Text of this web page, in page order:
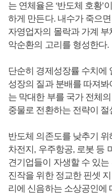
는 연체율은 ‘반도체 호황’
하게 만든다. 내수가 죽으
자영업자의 몰락과 가계
악순환의 고리를 형성한다.
단순히 경제성장률 수치에
성장의 질과 분배를 따져
는 막대한 부를 국가 전체
중물로 전환하는 전략이 절
반도체 의존도를 낮추기 위
차전지, 우주항공, 로봇 등
견기업들이 자생할 수 있
진작을 위한 정교한 핀셋
리에 신음하는 소상공인에